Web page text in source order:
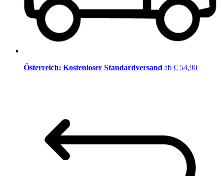
Österreich: Kostenloser Standardversand ab € 54,90